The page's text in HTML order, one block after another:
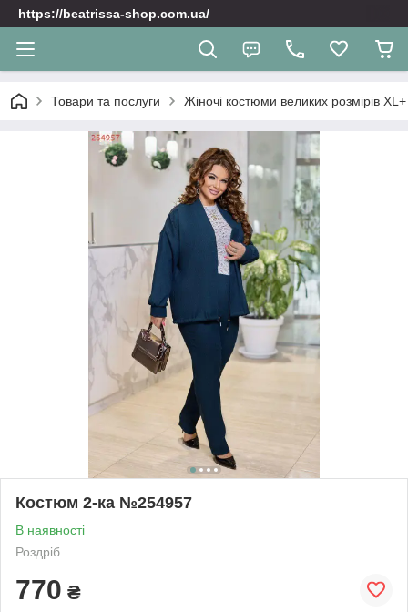
https://beatrissa-shop.com.ua/
Товари та послуги Жіночі костюми великих розмірів
Костюм 2-ка №254957
В наявності
Роздріб
770 ₴